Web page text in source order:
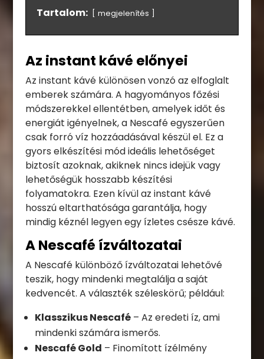
Tartalom: megjelenítés
Az instant kávé előnyei
Az instant kávé különösen vonzó az elfoglalt
emberek számára. A hagyományos főzési
módszerekkel ellentétben, amelyek időt és
energiát igényelnek, a Nescafé egyszerűen
csak forró víz hozzáadásával készül el. Ez a
gyors elkészítési mód ideális lehetőséget
biztosít azoknak, akiknek nincs idejük vagy
lehetőségük hosszabb készítési
folyamatokra. Ezen kívül az instant kávé
hosszú eltarthatósága garantálja, hogy
mindig kéznél legyen egy ízletes csésze kávé.
A Nescafé ízváltozatai
A Nescafé különböző ízváltozatai lehetővé
teszik, hogy mindenki megtalálja a saját
kedvencét. A választék széleskörű; például:
Klasszikus Nescafé– Az eredeti íz, ami
mindenki számára ismerős.
Nescafé Gold – Finomított ízélmény